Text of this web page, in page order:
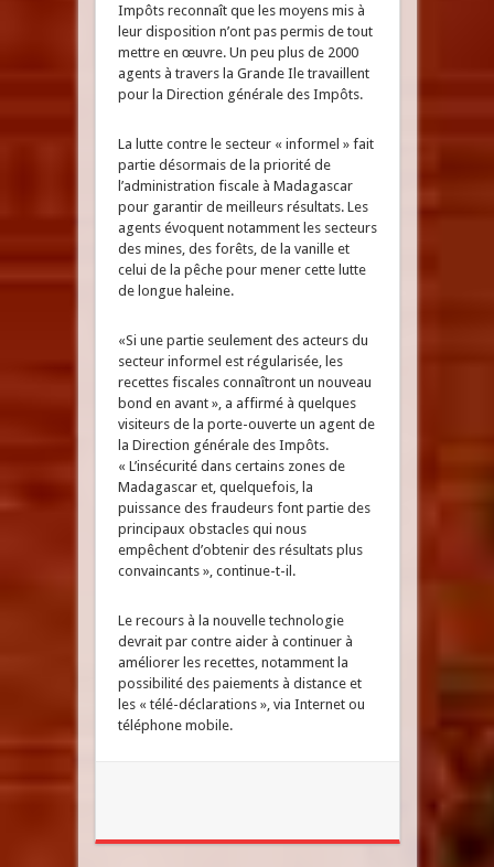
Impôts reconnaît que les moyens mis à
leur disposition n’ont pas permis de tout
mettre en œuvre. Un peu plus de 2000
agents à travers la Grande Ile travaillent
pour la Direction générale des Impôts.
La lutte contre le secteur « informel » fait
partie désormais de la priorité de
l’administration fiscale à Madagascar
pour garantir de meilleurs résultats. Les
agents évoquent notamment les secteurs
des mines, des forêts, de la vanille et
celui de la pêche pour mener cette lutte
de longue haleine.
«Si une partie seulement des acteurs du
secteur informel est régularisée, les
recettes fiscales connaîtront un nouveau
bond en avant », a affirmé à quelques
visiteurs de la porte-ouverte un agent de
la Direction générale des Impôts.
« L’insécurité dans certains zones de
Madagascar et, quelquefois, la
puissance des fraudeurs font partie des
principaux obstacles qui nous
empêchent d’obtenir des résultats plus
convaincants », continue-t-il.
Le recours à la nouvelle technologie
devrait par contre aider à continuer à
améliorer les recettes, notamment la
possibilité des paiements à distance et
les « télé-déclarations », via Internet ou
téléphone mobile.